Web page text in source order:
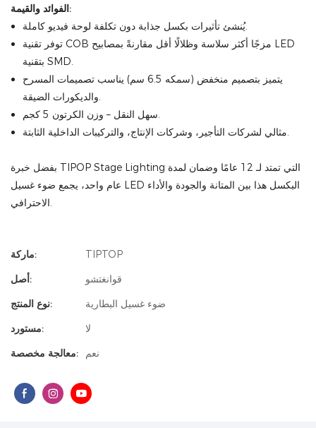
الفوائد والقيمة:
يُنشئ تأثيرات بكسل جذابة دون تكلفة لوحة فيديو كاملة.
توفر تقنية COB مزجًا أكثر سلاسة وظلالًا أقل مقارنةً بمصابيح LED
بتقنية SMD.
يتميز بتصميم منخفض (سمكه 6.5 سم) يناسب تصميمات المسرح
والديكورات الضيقة.
سهل النقل – وزن الكرتون 5 كجم.
مثالي لشركات التأجير، وشركات الإنتاج، والتركيبات الداخلية الثابتة.
بفضل خبرة TIPOP Stage Lighting التي تمتد لـ 12 عامًا وضمان لمدة
عام واحد، يجمع ضوء غسيل LED البكسل هذا بين المتانة والجودة والأداء
الاحترافي.
ماركة:
TIPTOP
أصل:
قوانغتشو
نوع المنتج:
ضوء غسيل البطارية
مستورد:
لا
معالجة مخصصة:
نعم